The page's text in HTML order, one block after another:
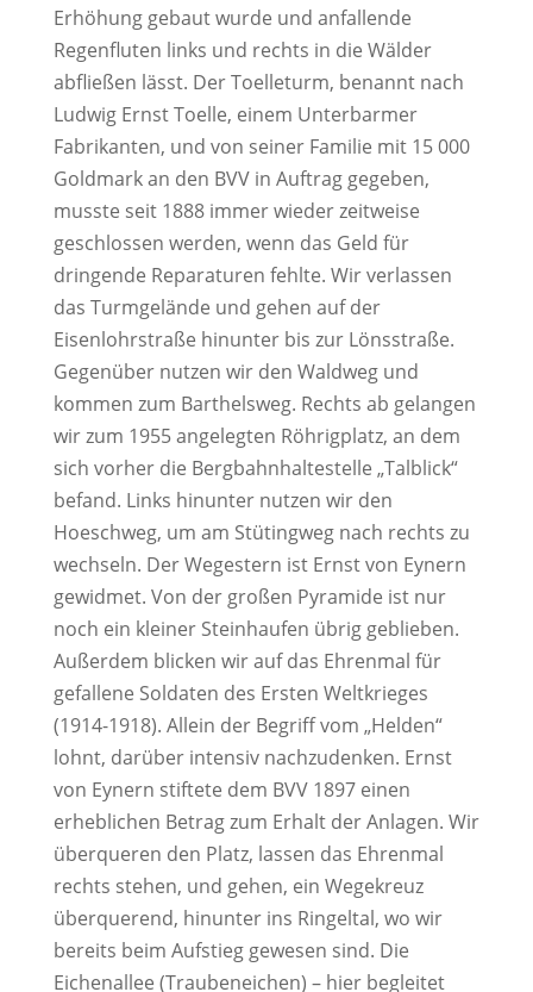
Erhöhung gebaut wurde und anfallende
Regenfluten links und rechts in die Wälder
abfließen lässt. Der Toelleturm, benannt nach
Ludwig Ernst Toelle, einem Unterbarmer
Fabrikanten, und von seiner Familie mit 15 000
Goldmark an den BVV in Auftrag gegeben,
musste seit 1888 immer wieder zeitweise
geschlossen werden, wenn das Geld für
dringende Reparaturen fehlte. Wir verlassen
das Turmgelände und gehen auf der
Eisenlohrstraße hinunter bis zur Lönsstraße.
Gegenüber nutzen wir den Waldweg und
kommen zum Barthelsweg. Rechts ab gelangen
wir zum 1955 angelegten Röhrigplatz, an dem
sich vorher die Bergbahnhaltestelle „Talblick“
befand. Links hinunter nutzen wir den
Hoeschweg, um am Stütingweg nach rechts zu
wechseln. Der Wegestern ist Ernst von Eynern
gewidmet. Von der großen Pyramide ist nur
noch ein kleiner Steinhaufen übrig geblieben.
Außerdem blicken wir auf das Ehrenmal für
gefallene Soldaten des Ersten Weltkrieges
(1914-1918). Allein der Begriff vom „Helden“
lohnt, darüber intensiv nachzudenken. Ernst
von Eynern stiftete dem BVV 1897 einen
erheblichen Betrag zum Erhalt der Anlagen. Wir
überqueren den Platz, lassen das Ehrenmal
rechts stehen, und gehen, ein Wegekreuz
überquerend, hinunter ins Ringeltal, wo wir
bereits beim Aufstieg gewesen sind. Die
Eichenallee (Traubeneichen) – hier begleitet